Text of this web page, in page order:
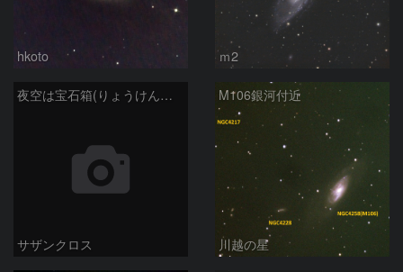
hkoto ｍ2
夜空は宝石箱(りょうけん座 M106) Seestar50
サザンクロス
M106銀河付近
川越の星